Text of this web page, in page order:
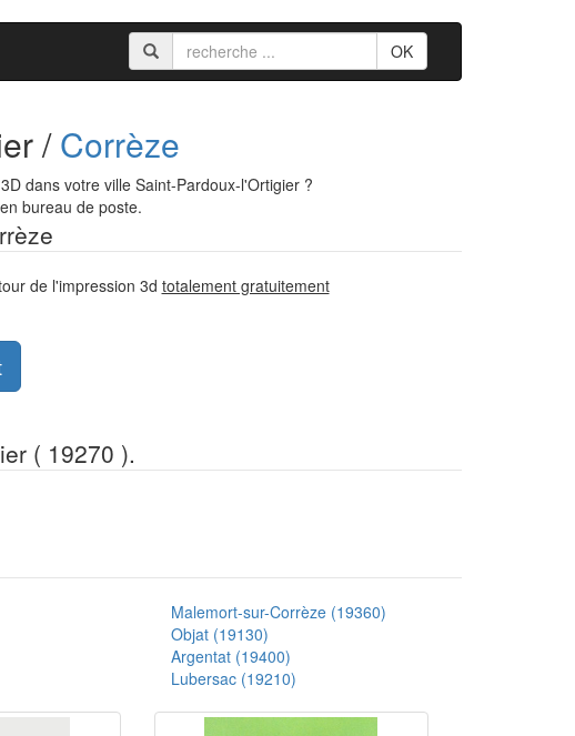
OK
/Corrèze
dans votre ville Saint-Pardoux-l'Ortigier ?
bureau de poste.
de l'impression 3d totalement gratuitement
( 19270 ).
Malemort-sur-Corrèze (19360)
Objat (19130)
Argentat (19400)
Lubersac (19210)